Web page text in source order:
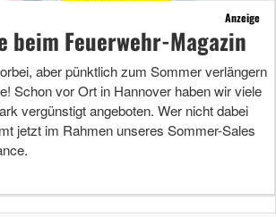
Anzeige
beim Feuerwehr-Magazin
aber pünktlich zum Sommer verlängern
Schon vor Ort in Hannover haben wir viele
vergünstigt angeboten. Wer nicht dabei
jetzt im Rahmen unseres Sommer-Sales